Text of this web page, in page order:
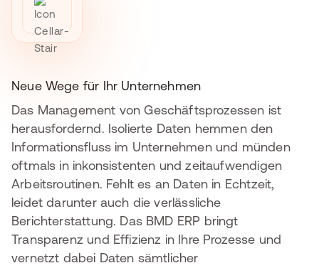
Neue Wege für Ihr Unternehmen
Das Management von Geschäftsprozessen ist
herausfordernd. Isolierte Daten hemmen den
Informationsfluss im Unternehmen und münden
oftmals in inkonsistenten und zeitaufwendigen
Arbeitsroutinen. Fehlt es an Daten in Echtzeit,
leidet darunter auch die verlässliche
Berichterstattung. Das BMD ERP bringt
Transparenz und Effizienz in Ihre Prozesse und
vernetzt dabei Daten sämtlicher